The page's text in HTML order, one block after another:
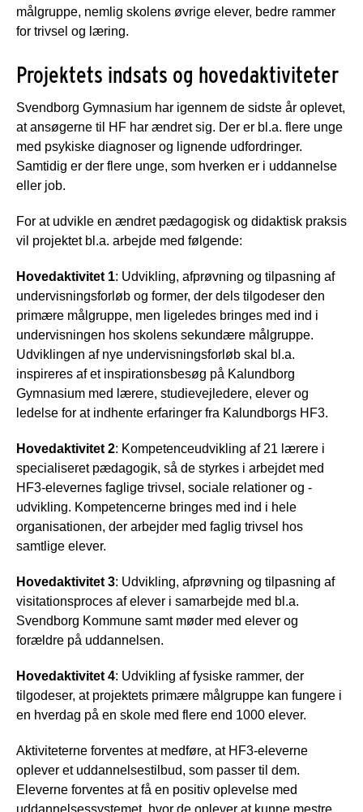
målgruppe, nemlig skolens øvrige elever, bedre rammer
for trivsel og læring.
Projektets indsats og hovedaktiviteter
Svendborg Gymnasium har igennem de sidste år oplevet,
at ansøgerne til HF har ændret sig. Der er bl.a. flere unge
med psykiske diagnoser og lignende udfordringer.
Samtidig er der flere unge, som hverken er i uddannelse
eller job.
For at udvikle en ændret pædagogisk og didaktisk praksis
vil projektet bl.a. arbejde med følgende:
Hovedaktivitet 1: Udvikling, afprøvning og tilpasning af
undervisningsforløb og former, der dels tilgodeser den
primære målgruppe, men ligeledes bringes med ind i
undervisningen hos skolens sekundære målgruppe.
Udviklingen af nye undervisningsforløb skal bl.a.
inspireres af et inspirationsbesøg på Kalundborg
Gymnasium med lærere, studievejledere, elever og
ledelse for at indhente erfaringer fra Kalundborgs HF3.
Hovedaktivitet 2: Kompetenceudvikling af 21 lærere i
specialiseret pædagogik, så de styrkes i arbejdet med
HF3-elevernes faglige trivsel, sociale relationer og -
udvikling. Kompetencerne bringes med ind i hele
organisationen, der arbejder med faglig trivsel hos
samtlige elever.
Hovedaktivitet 3: Udvikling, afprøvning og tilpasning af
visitationsproces af elever i samarbejde med bl.a.
Svendborg Kommune samt møder med elever og
forældre på uddannelsen.
Hovedaktivitet 4: Udvikling af fysiske rammer, der
tilgodeser, at projektets primære målgruppe kan fungere i
en hverdag på en skole med flere end 1000 elever.
Aktiviteterne forventes at medføre, at HF3-eleverne
oplever et uddannelsestilbud, som passer til dem.
Eleverne forventes at få en positiv oplevelse med
uddannelsessystemet, hvor de oplever at kunne mestre